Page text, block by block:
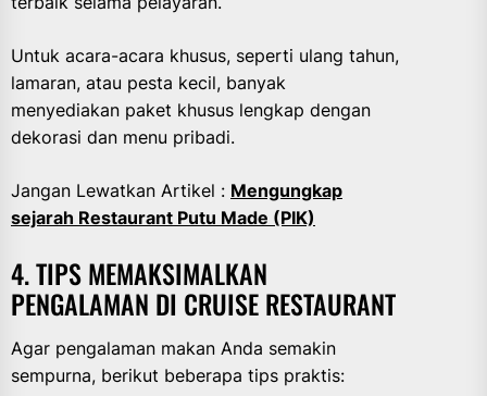
Untuk acara-acara khusus, seperti ulang tahun,
lamaran, atau pesta kecil, banyak
menyediakan paket khusus lengkap dengan
dekorasi dan menu pribadi.
Jangan Lewatkan Artikel : Mengungkap
sejarah Restaurant Putu Made (PIK)
4. TIPS MEMAKSIMALKAN
PENGALAMAN DI CRUISE RESTAURANT
Agar pengalaman makan Anda semakin
sempurna, berikut beberapa tips praktis: